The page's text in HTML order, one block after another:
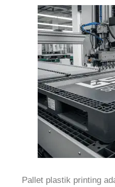
Pallet plastik printing